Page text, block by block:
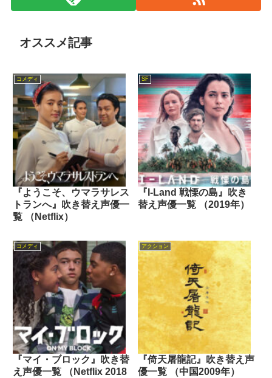
オススメ記事
コメディ
『ようこそ、ウマラサレス
トランへ』吹き替え声優一
覧 （Netflix）
SF
『I-Land 戦慄の島』吹き
替え声優一覧 （2019年）
コメディ
『マイ・ブロック』吹き替
え声優一覧 （Netflix 2018
アクション
『倚天屠龍記』吹き替え声
優一覧 （中国2009年）